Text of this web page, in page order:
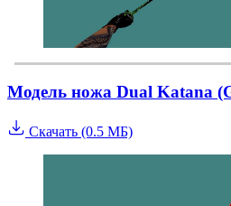
Модель ножа Dual Katana
Скачать (0.5 МБ)